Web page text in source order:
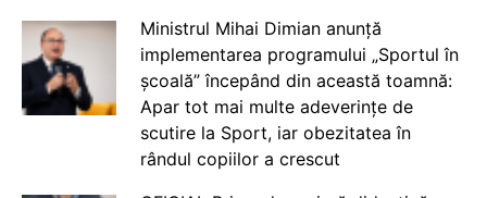
Ministrul Mihai Dimian anunță
implementarea programului „Sportul în
școală” începând din această toamnă:
Apar tot mai multe adeverințe de
scutire la Sport, iar obezitatea în
rândul copiilor a crescut